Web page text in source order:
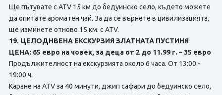
Ще пътувате с ATV 15 км до бедуинско село, където можете
да опитате ароматен чай. За да се върнете в цивилизацията,
ще изминете отново 15 км. с ATV.
19. ЦЕЛОДНВЕНА ЕКСКУРЗИЯ ЗЛАТНАТА ПУСТИНЯ
ЦЕНА: 65 евро на човек, за деца от 2 до 11.99 г. – 35 евро
Продължителност на екскурзията около 6 часа. От 13:00 -
19:00 ч.
Каране на ATV за 40 минути, джип сафари до бедуинско село,